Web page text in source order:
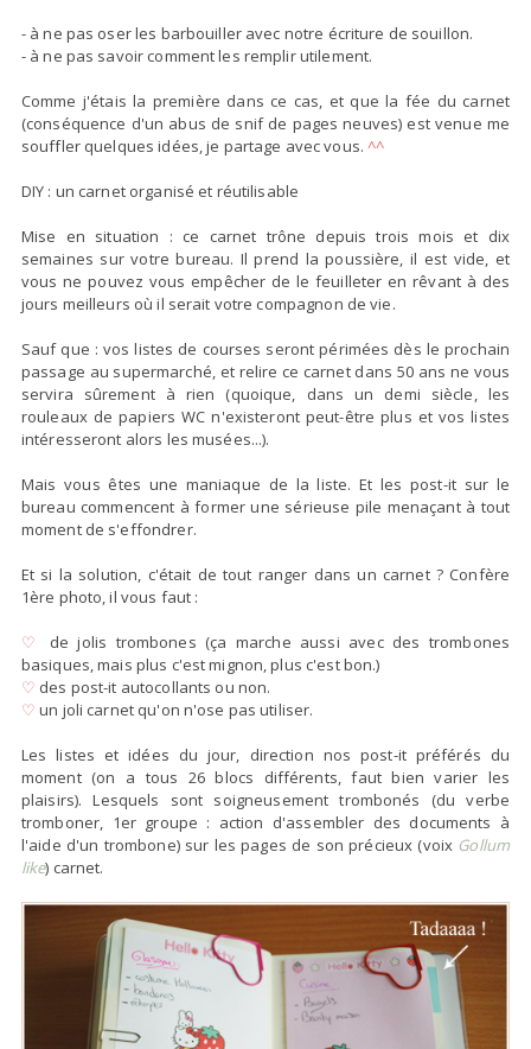
- à ne pas oser les barbouiller avec notre écriture de souillon.
- à ne pas savoir comment les remplir utilement.
Comme j'étais la première dans ce cas , et que la fée du carnet
(conséquence d'un abus de snif de pages neuves) est venue me
souffler quelques idées, je partage avec vous.^^
DIY : un carnet organisé et réutilisable
Mise en situation : ce carnet trône depuis trois mois et dix
semaines sur votre bureau. Il prend la poussière,il est vide , et
vous ne pouvez vous empêcher de le feuilleter en rêvant à des
jours meilleurs où il serait votre compagnon de vie.
Sauf que : vos listes de courses seront périmées dès le prochain
passage au supermarché, et relire ce carnet dans 50 ans ne vous
servira sûrement à rien (quoique, dans un demi siècle, les
rouleaux de papiers WC n'existeront peut-être plus et vos listes
intéresseront alors les musées...).
Maisvous êtes une maniaque de la liste. Et les post-it sur le
bureau commencent à former une sérieuse pile menaçant à tout
moment de s'effondrer.
Et si la solution, c'était de tout ranger dans un carnet ? Confère
1ère photo, il vous faut :
♡
de jolis trombones (ça marche aussi avec des trombones
basiques, mais plus c'est mignon, plus c'est bon.)
♡ des post-it autocollants ou non.
♡ un joli carnet qu'on n'ose pas utiliser.
Les listes et idées du jour, direction nos post-it préférés du
moment (on a tous 26 blocs différents, faut bien varier les
plaisirs). Lesquels sont soigneusement trombonés (du verbe
tromboner, 1er groupe : action d'assembler des documents à
l'aide d'un trombone) sur les pages de son précieux (voix Gollum
like) carnet.